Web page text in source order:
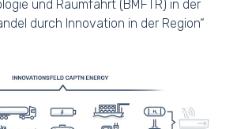
und Raumfahrt (BMFTR) in der
durch Innovation in der Region“